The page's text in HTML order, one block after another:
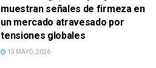
muestran señales de firmeza en
un mercado atravesado por
tensiones globales
13 MAYO, 2026